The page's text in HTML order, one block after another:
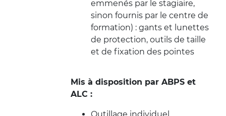
emmenés par le stagiaire,
sinon fournis par le centre de
formation) : gants et lunettes
de protection, outils de taille
et de fixation des pointes
Mis à disposition par ABPS et
ALC :
Outillage individuel